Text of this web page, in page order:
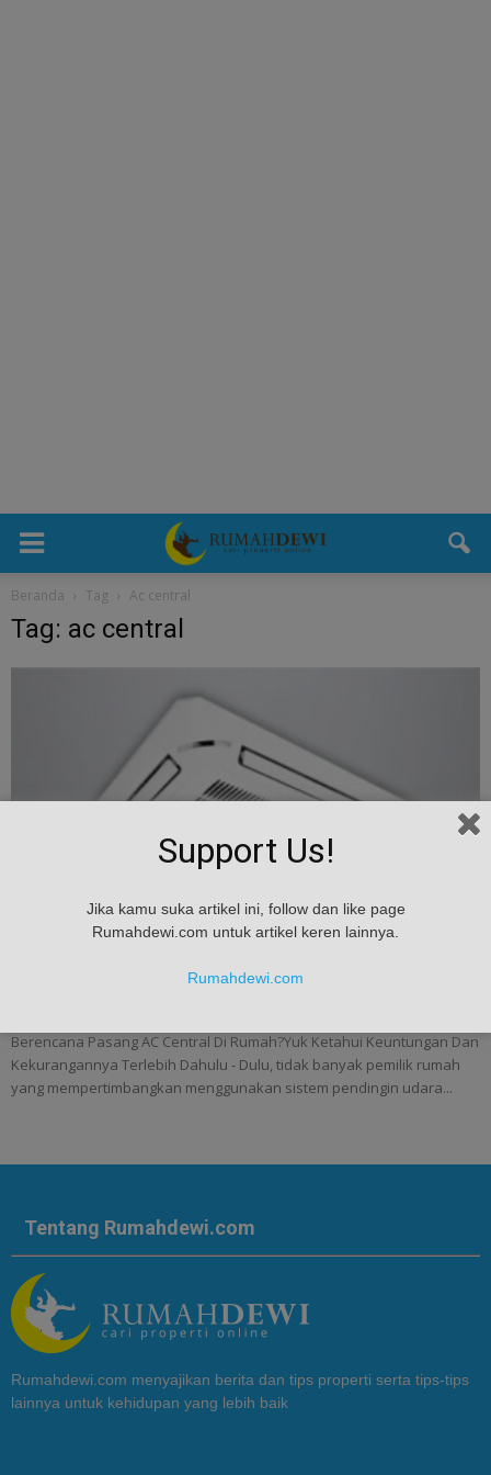
Beranda Tag Ac central
Tag: ac central
Berencana Pasang AC Central Di Rumah?Yuk
Berencana Pasang AC Central Di Rumah?Yuk Ketahui Keuntungan Dan
Kekurangannya Terlebih Dahulu - Dulu, tidak banyak pemilik rumah
yang mempertimbangkan menggunakan sistem pendingin udara...
Tentang Rumahdewi.com
Rumahdewi.com menyajikan berita dan tips properti serta tips-tips
lainnya untuk kehidupan yang lebih baik
Support Us!
Jika kamu suka artikel ini, follow dan like page
Rumahdewi.com untuk artikel keren lainnya.
Rumahdewi.com